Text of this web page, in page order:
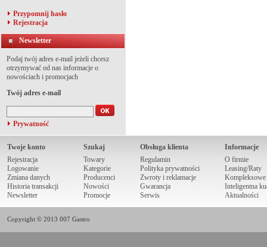
Przypomnij hasło
Rejestracja
Newsletter
Podaj twój adres e-mail jeżeli chcesz
otrzymywać od nas informacje o
nowościach i promocjach
Twój adres e-mail
Prywatność
Twoje konto
Rejestracja
Logowanie
Zmiana danych
Historia transakcji
Newsletter
Szukaj
Towary
Kategorie
Producenci
Nowości
Promocje
Obsługa klienta
Regulamin
Polityka prywatności
Zwroty i reklamacje
Gwarancja
Serwis
Informacje
O firmie
Leasing/Raty
Kompleksowe
Inteligentna
Aktualności
Copyright © 2013 007 Gastro